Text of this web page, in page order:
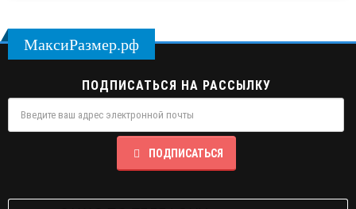
МаксиРазмер.рф
ПОДПИСАТЬСЯ НА РАССЫЛКУ
ПОДПИСАТЬСЯ